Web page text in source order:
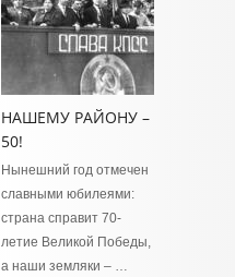
НАШЕМУ РАЙОНУ –
50!
Нынешний год отмечен
славными юбилеями:
страна справит 70-
летие Великой Победы,
а наши земляки – …